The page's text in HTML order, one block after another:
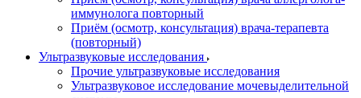
иммунолога повторный
Приём (осмотр, консультация) врача-терапевта
(повторный)
Ультразвуковые исследования
Прочие ультразвуковые исследования
Ультразвуковое исследование мочевыделительной